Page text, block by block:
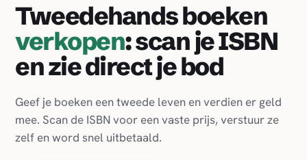
Tweedehands boeken
verkopen: scan je ISBN
en zie direct je bod
Geef je boeken een tweede leven en verdien er geld
mee. Scan de ISBN voor een vaste prijs, verstuur ze
zelf en word snel uitbetaald.